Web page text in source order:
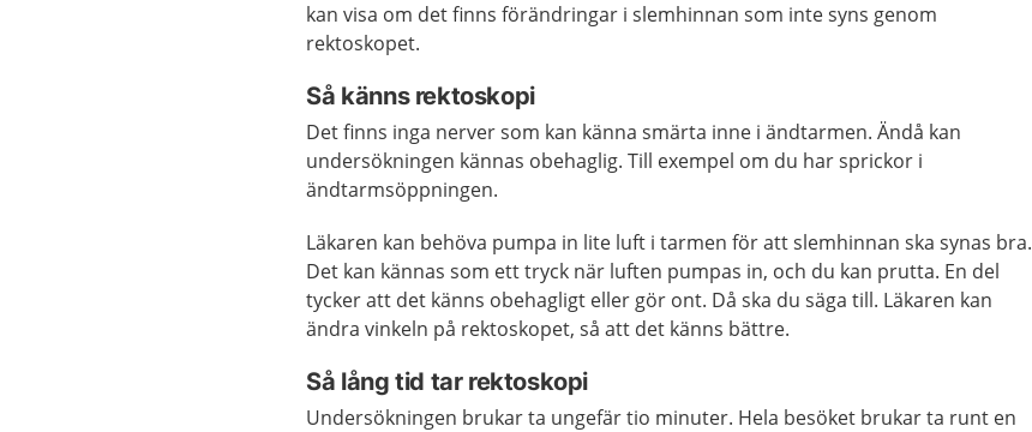
kan visa om det finns förändringar i slemhinnan som inte syns genom
rektoskopet.
Så känns rektoskopi
Det finns inga nerver som kan känna smärta inne i ändtarmen. Ändå kan
undersökningen kännas obehaglig. Till exempel om du har sprickor i
ändtarmsöppningen.
Läkaren kan behöva pumpa in lite luft i tarmen för att slemhinnan ska synas bra.
Det kan kännas som ett tryck när luften pumpas in, och du kan prutta. En del
tycker att det känns obehagligt eller gör ont. Då ska du säga till. Läkaren kan
ändra vinkeln på rektoskopet, så att det känns bättre.
Så lång tid tar rektoskopi
Undersökningen brukar ta ungefär tio minuter. Hela besöket brukar ta runt en